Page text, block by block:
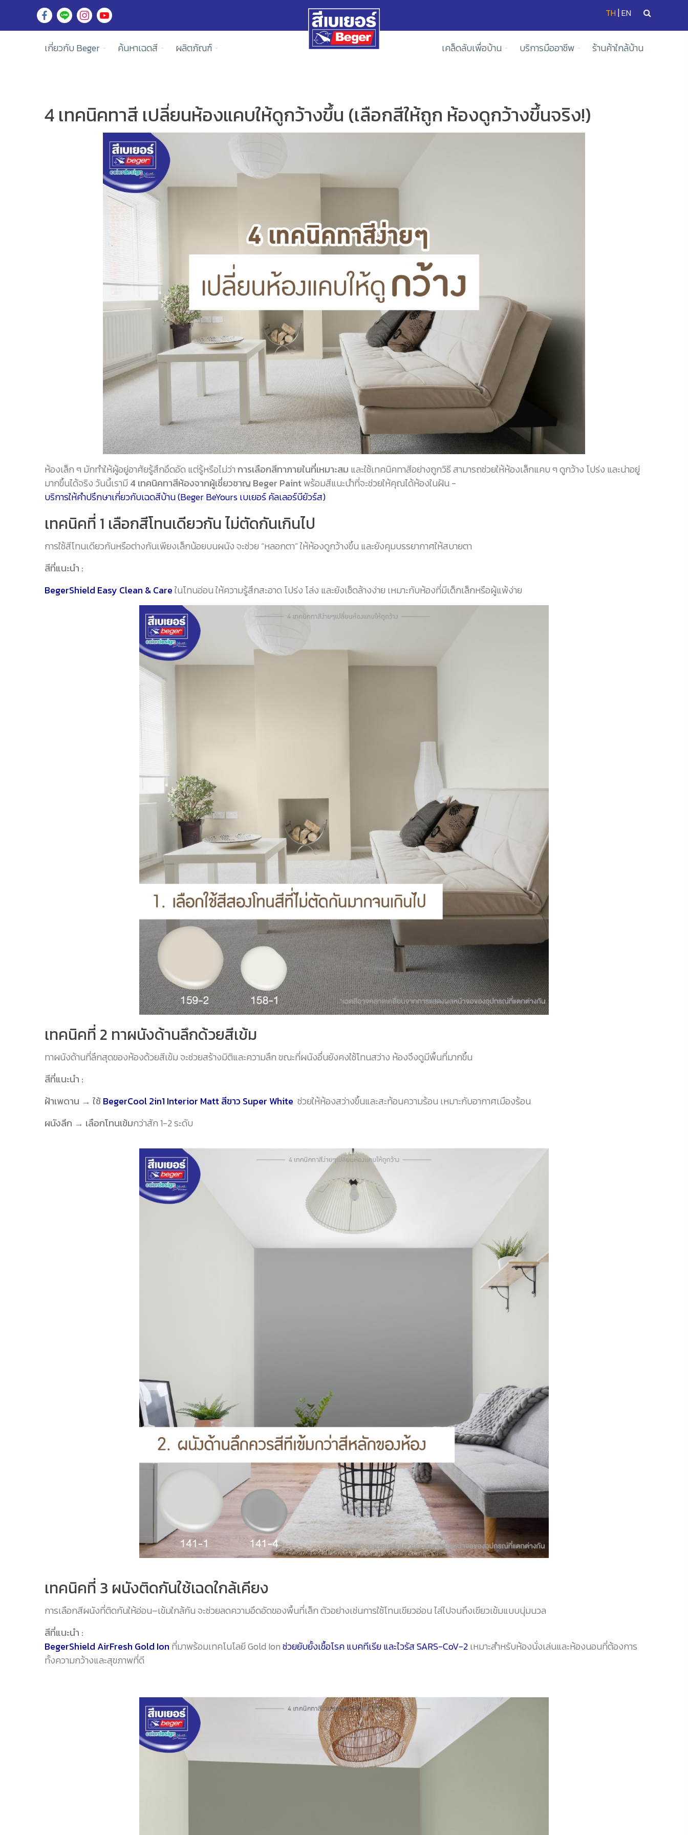
TH |EN
เกี่ยวกับ Beger ค้นหาเฉดสี ผลิตภัณฑ์ เคล็ดลับเพื่อบ้าน บริการมืออาชีพ ร้านค้าใกล้บ้าน
4 เทคนิคทาสี เปลี่ยนห้องแคบให้ดูกว้างขึ้น (เลือกสีให้ถูก ห้องดูกว้างขึ้นจริง!)
ห้องเล็ก ๆ มักทำให้ผู้อยู่อาศัยรู้สึกอึดอัด แต่รู้หรือไม่ว่าการเลือกสีทาภายในที่เหมาะสม และใช้เทคนิคทาสีอย่างถูกวิธี สามารถช่วยให้ห้องเล็กแคบ ๆ ดูกว้าง โปร่ง และน่าอยู่
มากขึ้นได้จริง วันนี้เรามี 4 เทคนิคทาสีห้องจากผู้เชี่ยวชาญ Beger Paintพร้อมสีแนะนำที่จะช่วยให้คุณได้ห้องในฝัน -
บริการให้คำปรึกษาเกี่ยวกับเฉดสีบ้าน (Beger BeYours เบเยอร์ คัลเลอร์บียัวร์ส)
เทคนิคที่ 1 เลือกสีโทนเดียวกัน ไม่ตัดกันเกินไป
การใช้สีโทนเดียวกันหรือต่างกันเพียงเล็กน้อยบนผนัง จะช่วย “หลอกตา” ให้ห้องดูกว้างขึ้น และยังคุมบรรยากาศให้สบายตา
สีที่แนะนำ :
BegerShield Easy Clean & Careในโทนอ่อน ให้ความรู้สึกสะอาด โปร่ง โล่ง และยังเช็ดล้างง่าย เหมาะกับห้องที่มีเด็กเล็กหรือผู้แพ้ง่าย
เทคนิคที่ 2 ทาผนังด้านลึกด้วยสีเข้ม
ทาผนังด้านที่ลึกสุดของห้องด้วยสีเข้ม จะช่วยสร้างมิติและความลึก ขณะที่ผนังอื่นยังคงใช้โทนสว่าง ห้องจึงดูมีพื้นที่มากขึ้น
สีที่แนะนำ :
ฝ้าเพดาน → ใช้BegerCool 2in1 Interior Matt สีขาว Super White ช่วยให้ห้องสว่างขึ้นและสะท้อนความร้อน เหมาะกับอากาศเมืองร้อน
ผนังลึก → เลือกโทนเข้มกว่าสัก 1-2 ระดับ
เทคนิคที่ 3 ผนังติดกันใช้เฉดใกล้เคียง
การเลือกสีผนังที่ติดกันให้อ่อน–เข้มใกล้กัน จะช่วยลดความอึดอัดของพื้นที่เล็ก ตัวอย่างเช่นการใช้โทนเขียวอ่อน ไล่ไปจนถึงเขียวเข้มแบบนุ่มนวล
สีที่แนะนำ :
BegerShield AirFresh Gold Ion ที่มาพร้อมเทคโนโลยี Gold Ionช่วยยับยั้งเชื้อโรค แบคทีเรีย และไวรัส SARS-CoV-2เหมาะสำหรับห้องนั่งเล่นและห้องนอนที่ต้องการ
ทั้งความกว้างและสุขภาพที่ดี